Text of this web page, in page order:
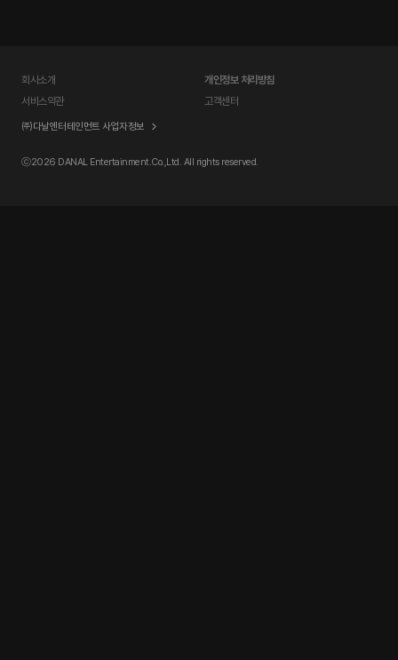
회사소개
개인정보 처리방침
서비스약관
고객센터
㈜다날엔터테인먼트 사업자정보
ⓒ2026 DANAL Entertainment.Co.,Ltd. All rights reserved.